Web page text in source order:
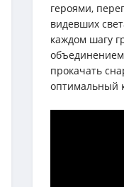
героями,
видевших
каждом шагу
прокачать
оптимальный